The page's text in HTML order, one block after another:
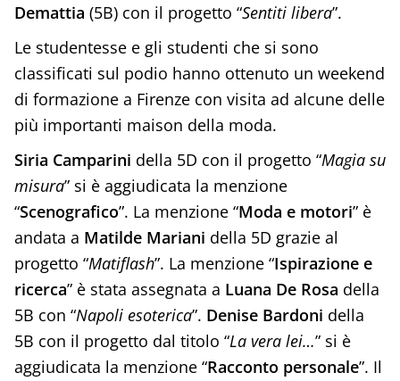
Demattia (5B) con il progetto “Sentiti libera”.
Le studentesse e gli studenti che si sono
classificati sul podio hanno ottenuto un weekend
di formazione a Firenze con visita ad alcune delle
più importanti maison della moda.
Siria Camparini della 5D con il progetto “Magia su
misura” si è aggiudicata la menzione
“Scenografico”. La menzione “Moda e motori” è
andata a Matilde Mariani della 5D grazie al
progetto “Matiflash”. La menzione “Ispirazione e
ricerca” è stata assegnata a Luana De Rosa della
5B con “Napoli esoterica”. Denise Bardoni della
5B con il progetto dal titolo “La vera lei…” si è
aggiudicata la menzione “Racconto personale”. Il